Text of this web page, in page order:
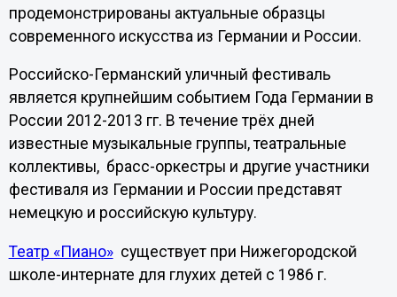
продемонстрированы актуальные образцы
современного искусства из Германии и России.
Российско-Германский уличный фестиваль
является крупнейшим событием Года Германии в
России 2012-2013 гг. В течение трёх дней
известные музыкальные группы, театральные
коллективы, брасс-оркестры и другие участники
фестиваля из Германии и России представят
немецкую и российскую культуру.
Театр «Пиано»существует при Нижегородской
школе-интернате для глухих детей с 1986 г.